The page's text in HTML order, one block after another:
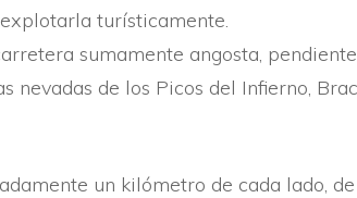
turí­sticamente.
sumamente angosta,
de los Picos del Infierno,
un kilómetro de cada lado,